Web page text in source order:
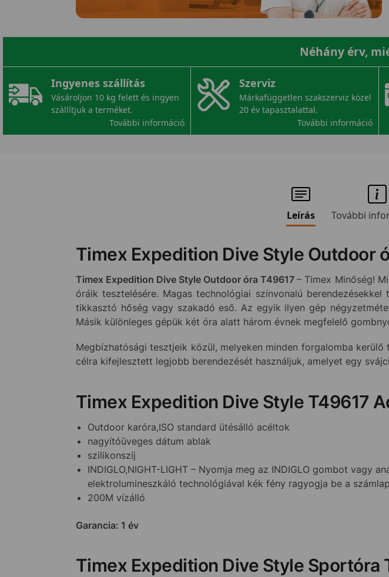
Néhány érv,
Ingyenes szállítás
Vásároljon 10 kg felett és ingyen
szállítjuk a terméket.
További információ
Szerviz
Márkafüggetlen szakszerviz közel
20 év tapasztalattal.
További információ
Leírás További
Timex Expedition Dive Style Outdoor
Timex Expedition Dive Style Outdoor óra T49617 – Timex Minőség!
óráik tesztelésére. Magas technológiai színvonalú
tikkasztó hőség vagy szakadó eső. Az egyik ilyen gép
Másik különleges gépük két óra alatt három évnek megfelelő
Megbízhatósági tesztjeik közül, melyeken minden forgalomba
célra kifejlesztett legjobb berendezését használjuk, amelyet egy
Timex Expedition Dive Style T49617
Outdoor karóra,ISO standard ütésálló acéltok
nagyítóüveges dátum ablak
szilikonszíj
INDIGLO,NIGHT-LIGHT – Nyomja meg az INDIGLO gombot vagy
elektrolumineszkáló technológiával kék fény ragyogja be a
200M vízálló
Garancia: 1 év
Timex Expedition Dive Style Sportóra